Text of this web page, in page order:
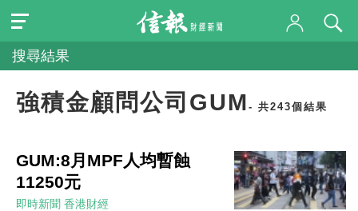
搜尋結果
強積金顧問公司GUM - 共243個結果
GUM:8月MPF人均暫蝕
11250元
即時新聞 香港財經